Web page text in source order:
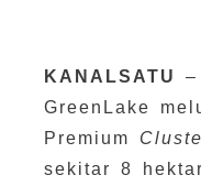
KANALSATU
GreenLake
Premium
sekitar 8